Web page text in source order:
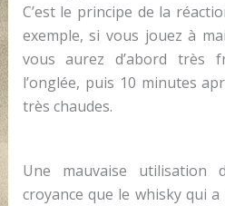
C’est le principe de la
exemple, si vous jouez à
vous aurez d’abord très
l’onglée, puis 10 minutes
très chaudes.
Une mauvaise
croyance que le whisky qui